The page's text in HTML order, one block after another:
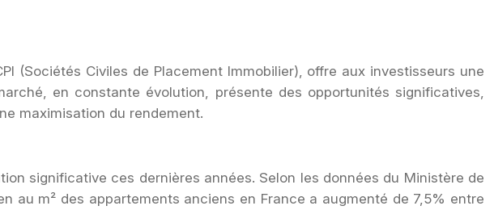
(Sociétés Civiles de Placement Immobilier), offre aux investisseurs une
en constante évolution, présente des opportunités significatives,
maximisation du rendement.
significative ces dernières années. Selon les données du Ministère de
au m² des appartements anciens en France a augmenté de 7,5% entre